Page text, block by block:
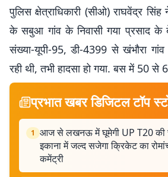
पुलिस क्षेत्राधिकारी (सीओ) राघवेंद्र सिंह
के सबुआ गांव के निवासी गया प्रसाद के
संख्या-यूपी-95, डी-4399 से खंभौरा
रही थी, तभी हादसा हो गया. बस में 50 से
प्रभात खबर डिजिटल टॉप
1 आज से लखनऊ में घूमेगी UP T20 की
इकाना में जल्द सजेगा क्रिकेट का
कमेंट्री